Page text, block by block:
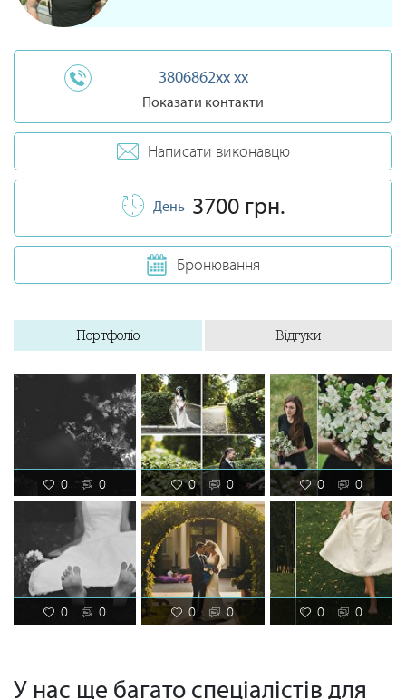
3806862xx xx
Показати контакти
Написати виконавцю
День 3700 грн.
Бронювання
Портфоліо Відгуки
0 0 0 0 0 0
0 0 0 0 0 0
У нас ще багато спеціалістів для